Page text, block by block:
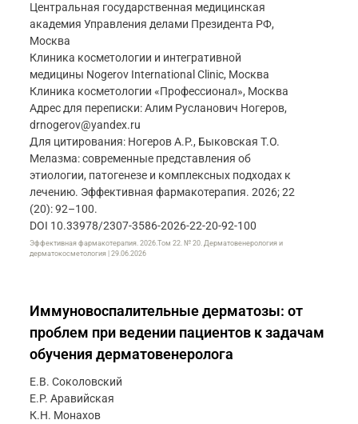
Центральная государственная медицинская
академия Управления делами Президента РФ,
Москва
Клиника косметологии и интегративной
медицины Nogerov International Clinic, Москва
Клиника косметологии «Профессионал», Москва
Адрес для переписки: Алим Русланович Ногеров,
drnogerov@yandex.ru
Для цитирования: Ногеров А.Р., Быковская Т.О.
Мелазма: современные представления об
этиологии, патогенезе и комплексных подходах к
лечению. Эффективная фармакотерапия. 2026; 22
(20): 92–100.
DOI 10.33978/2307-3586-2026-22-20-92-100
Эффективная фармакотерапия. 2026.Том 22. № 20. Дерматовенерология и
дерматокосметология | 29.06.2026
Иммуновоспалительные дерматозы: от
проблем при ведении пациентов к задачам
обучения дерматовенеролога
Е.В. Соколовский
Е.Р. Аравийская
К.Н. Монахов